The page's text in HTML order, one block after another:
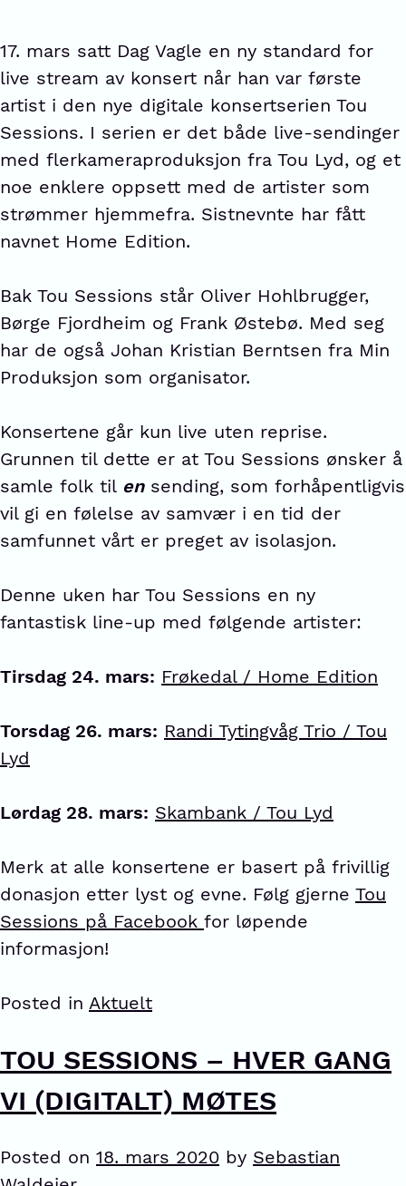
17. mars satt Dag Vagle en ny standard for
live stream av konsert når han var første
artist i den nye digitale konsertserien Tou
Sessions. I serien er det både live-sendinger
med flerkameraproduksjon fra Tou Lyd, og et
noe enklere oppsett med de artister som
strømmer hjemmefra. Sistnevnte har fått
navnet Home Edition.
Bak Tou Sessions står Oliver Hohlbrugger,
Børge Fjordheim og Frank Østebø. Med seg
har de også Johan Kristian Berntsen fra Min
Produksjon som organisator.
Konsertene går kun live uten reprise.
Grunnen til dette er at Tou Sessions ønsker å
samle folk til ensending, som forhåpentligvis
vil gi en følelse av samvær i en tid der
samfunnet vårt er preget av isolasjon.
Denne uken har Tou Sessions en ny
fantastisk line-up med følgende artister:
Tirsdag 24. mars: Frøkedal / Home Edition
Torsdag 26. mars: Randi Tytingvåg Trio / Tou
Lyd
Lørdag 28. mars: Skambank / Tou Lyd
Merk at alle konsertene er basert på frivillig
donasjon etter lyst og evne. Følg gjerne Tou
Sessions på Facebook for løpende
informasjon!
Posted in Aktuelt
TOU SESSIONS – HVER GANG
VI (DIGITALT) MØTES
Posted on 18. mars 2020 by Sebastian